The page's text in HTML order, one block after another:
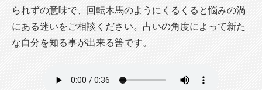
られずの意味で、回転木馬のようにくるくると悩みの渦
にある迷いをご相談ください。占いの角度によって新た
な自分を知る事が出来る筈です。